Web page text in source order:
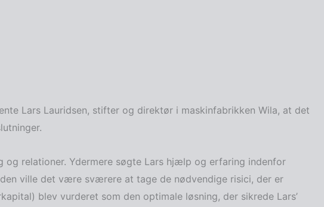
Lars Lauridsen, stifter og direktør i maskinfabrikken Wila, at det
og relationer. Ydermere søgte Lars hjælp og erfaring indenfor
ville det være sværere at tage de nødvendige risici, der er
blev vurderet som den optimale løsning, der sikrede Lars’